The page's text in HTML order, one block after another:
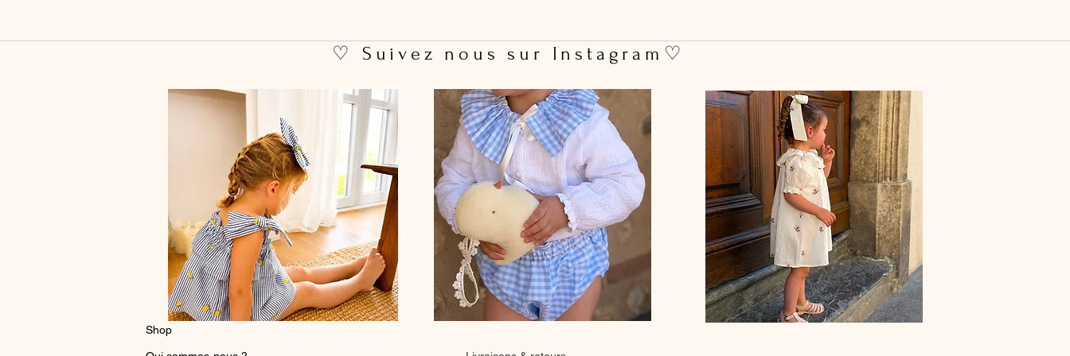
♡ Suivez nous sur Instagram♡
Shop